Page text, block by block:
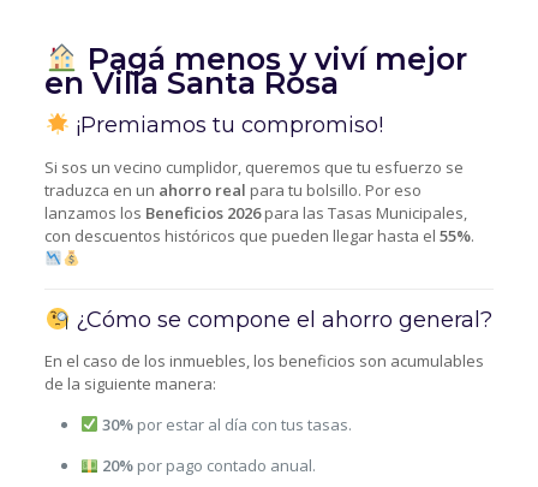
Pagá menos y viví mejor
en Villa Santa Rosa
¡Premiamos tu compromiso!
Si sos un vecino cumplidor, queremos que tu esfuerzo se
traduzca en un ahorro real para tu bolsillo. Por eso
lanzamos los Beneficios 2026para las Tasas Municipales,
con descuentos históricos que pueden llegar hasta el55%.
¿Cómo se compone el ahorro general?
En el caso de los inmuebles, los beneficios son acumulables
de la siguiente manera:
30% por estar al día con tus tasas.
20% por pago contado anual.